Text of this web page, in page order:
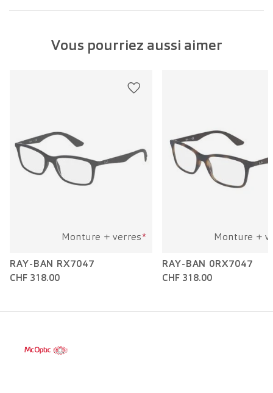
Largeur verre: 56 mm
Vous pourriez aussi aimer
Monture + verres*
RAY-BAN RX7047
CHF 318.00
Monture +
RAY-BAN 0RX7047
CHF 318.00